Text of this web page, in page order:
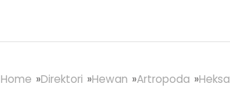
Home Direktori Hewan Artropoda